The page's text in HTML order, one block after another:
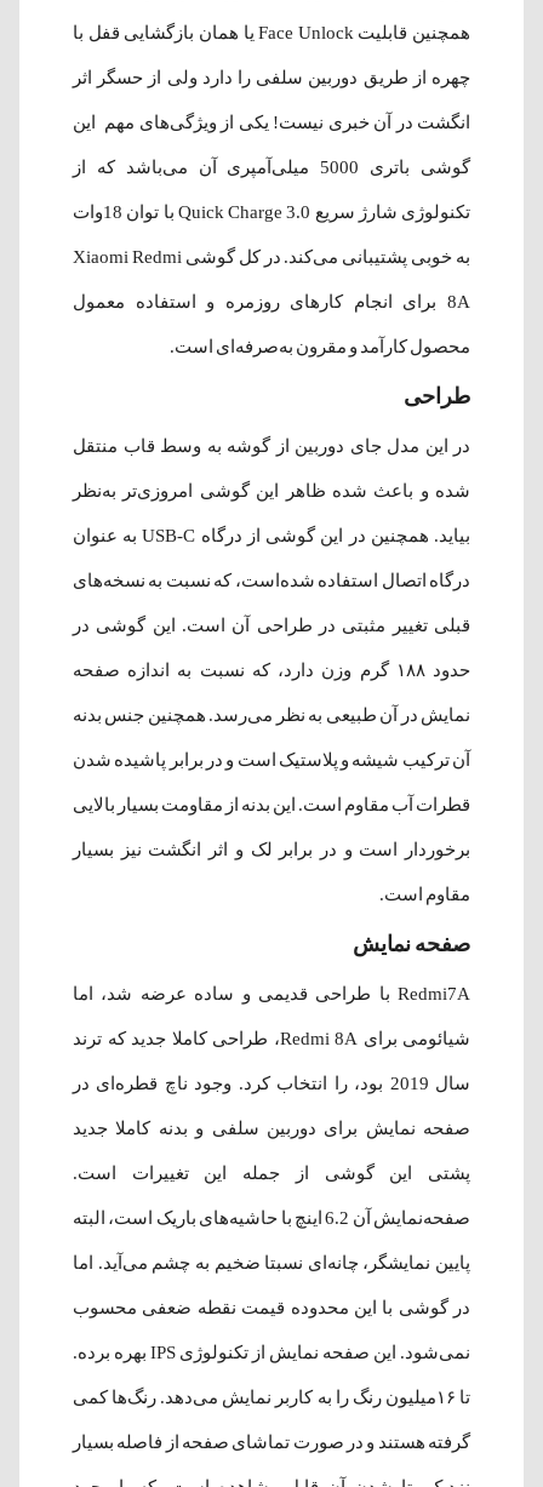
همچنین قابلیت Face Unlock یا همان بازگشایی قفل با
چهره از طریق دوربین سلفی را دارد ولی از حسگر اثر
انگشت در آن خبری نیست! یکی از ویژگی‌های مهم این
گوشی باتری 5000 میلی‌آمپری آن می‌باشد که از
تکنولوژی شارژ سریع Quick Charge 3.0 با توان 18وات
به خوبی پشتیبانی می‌کند. در کل گوشی Xiaomi Redmi
8A برای انجام کارهای روزمره و استفاده معمول
محصول کارآمد و مقرون به‌صرفه‌ای است.
طراحی
در این مدل جای دوربین از گوشه به وسط قاب منتقل
شده و باعث شده ظاهر این گوشی امروزی‌تر به‌نظر
بیاید. همچنین در این گوشی از درگاه USB-C به عنوان
درگاه اتصال استفاده شده‌است، که نسبت به نسخه‌های
قبلی تغییر مثبتی در طراحی آن است. این گوشی در
حدود ۱۸۸ گرم وزن دارد، که نسبت به اندازه صفحه
نمایش در آن طبیعی به نظر می‌رسد. همچنین جنس بدنه
آن ترکیب شیشه و پلاستیک است و در برابر پاشیده شدن
قطرات آب مقاوم است. این بدنه از مقاومت بسیار بالایی
برخوردار است و در برابر لک و اثر انگشت نیز بسیار
مقاوم است.
صفحه نمایش
Redmi7A با طراحی قدیمی و ساده عرضه شد، اما
شیائومی برای Redmi 8A، طراحی کاملا جدید که ترند
سال 2019 بود، را انتخاب کرد. وجود ناچ قطره‌ای در
صفحه نمایش برای دوربین سلفی و بدنه کاملا جدید
پشتی این گوشی از جمله این تغییرات است.
صفحه‌نمایش آن 6.2 اینچ با حاشیه‌های باریک است، البته
پایین نمایشگر، چانه‌ای نسبتا ضخیم به چشم می‌آید. اما
در گوشی با این محدوده قیمت نقطه ضعفی محسوب
نمی‌شود. این صفحه نمایش از تکنولوژی IPS بهره برده.
تا ۱۶میلیون رنگ را به کاربر نمایش می‌دهد. رنگ‌ها کمی
گرفته هستند و در صورت تماشای صفحه از فاصله بسیار